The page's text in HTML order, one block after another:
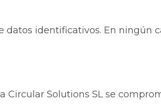
datos identificativos. En ningún
Solutions SL se